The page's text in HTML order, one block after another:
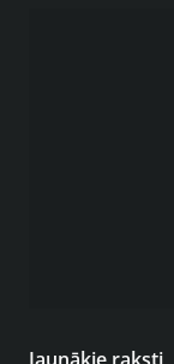
Jaunākie raksti